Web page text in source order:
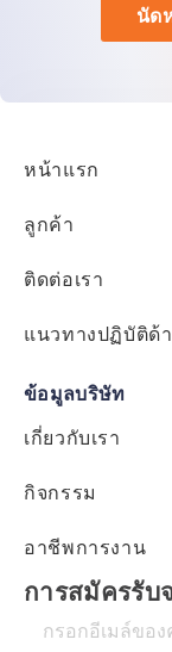
นัด
หน้าแรก
ลูกค้า
ติดต่อเรา
แนวทางปฏิบัติด้
ข้อมูลบริษัท
เกี่ยวกับเรา
กิจกรรม
อาชีพการงาน
การสมัครรับ